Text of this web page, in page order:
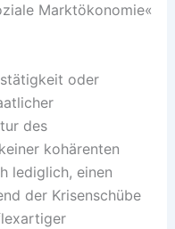
Marktökonomie«
oder
des
kohärenten
lediglich, einen
der Krisenschübe